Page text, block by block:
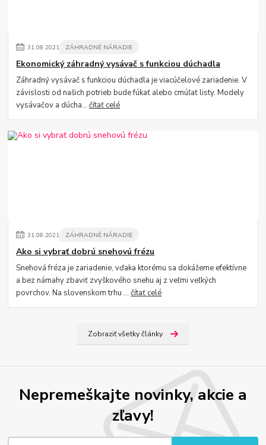
31.08.2021 ZÁHRADNÉ NÁRADIE
Ekonomický záhradný vysávač s funkciou dúchadla
Záhradný vysávač s funkciou dúchadla je viacúčelové zariadenie. V
závislosti od našich potrieb bude fúkať alebo cmúľať listy. Modely
vysávačov a dúcha...čítať celé
31.08.2021 ZÁHRADNÉ NÁRADIE
Ako si vybrať dobrú snehovú frézu
Snehová fréza je zariadenie, vďaka ktorému sa dokážeme efektívne
a bez námahy zbaviť zvyškového snehu aj z veľmi veľkých
povrchov. Na slovenskom trhu ...čítať celé
Zobraziť všetky články
Nepremeškajte novinky, akcie a
zľavy!